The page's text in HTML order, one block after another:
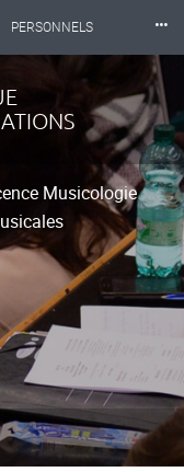
PERSONNELS
BIBLIOTHÈQUES
⸱⸱⸱
Musicologie